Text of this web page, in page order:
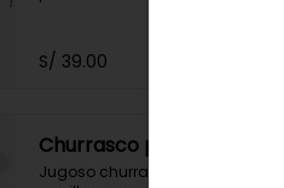
S/ 39.00
Churrasco parrillero
Jugoso churrasco de res a la